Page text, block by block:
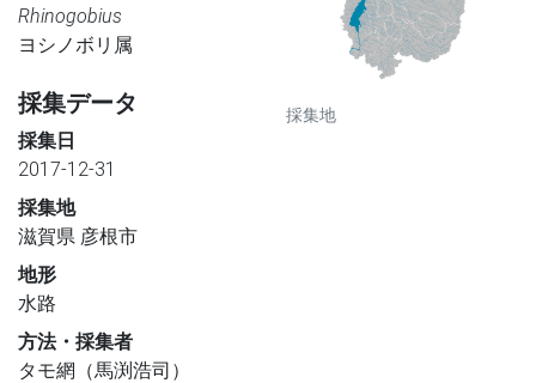
Rhinogobius
ヨシノボリ属
採集データ
採集日
2017-12-31
採集地
滋賀県 彦根市
地形
水路
方法・採集者
タモ網（馬渕浩司）
採集地